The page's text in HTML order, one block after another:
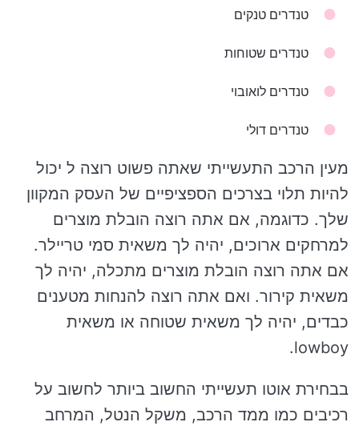
טנדרים טנקים
טנדרים שטוחות
טנדרים לואובוי
טנדרים דולי
מעין הרכב התעשייתי שאתה פשוט רוצה ל יכול
להיות תלוי בצרכים הספציפיים של העסק המקוון
שלך. כדוגמה, אם אתה רוצה הובלת מוצרים
למרחקים ארוכים, יהיה לך משאית סמי טריילר.
אם אתה רוצה הובלת מוצרים מתכלה, יהיה לך
משאית קירור. ואם אתה רוצה להנחות מטענים
כבדים, יהיה לך משאית שטוחה או משאית
lowboy.
בבחירת אוטו תעשייתי החשוב ביותר לחשוב על
רכיבים כמו ממד הרכב, משקל הנטל, המרחב